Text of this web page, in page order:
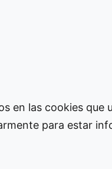
en las cookies
para estar